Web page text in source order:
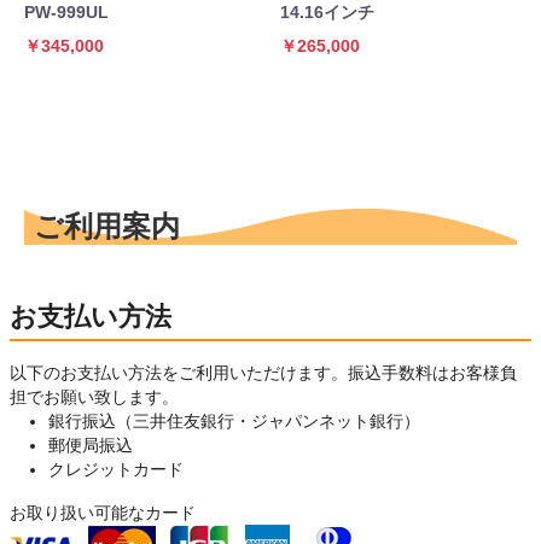
PW-999UL
￥345,000
14.16インチ
￥265,000
ご利用案内
お支払い方法
以下のお支払い方法をご利用いただけます。振込手数料はお客様負
担でお願い致します。
銀行振込（三井住友銀行・ジャパンネット銀行）
郵便局振込
クレジットカード
お取り扱い可能なカード